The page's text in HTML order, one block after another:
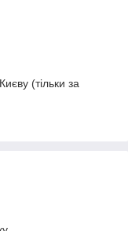
(тільки за